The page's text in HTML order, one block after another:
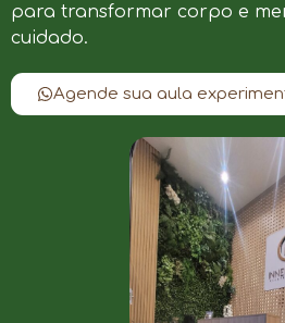
para transformar corpo e
cuidado.
Agende sua aula